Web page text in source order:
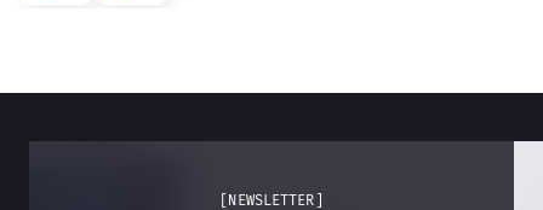
[NEWSLETTER]